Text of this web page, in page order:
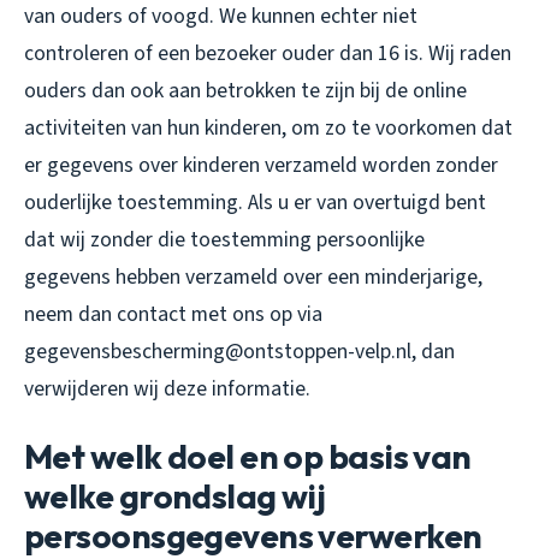
van ouders of voogd. We kunnen echter niet
controleren of een bezoeker ouder dan 16 is. Wij raden
ouders dan ook aan betrokken te zijn bij de online
activiteiten van hun kinderen, om zo te voorkomen dat
er gegevens over kinderen verzameld worden zonder
ouderlijke toestemming. Als u er van overtuigd bent
dat wij zonder die toestemming persoonlijke
gegevens hebben verzameld over een minderjarige,
neem dan contact met ons op via
gegevensbescherming@ontstoppen-velp.nl, dan
verwijderen wij deze informatie.
Met welk doel en op basis van
welke grondslag wij
persoonsgegevens verwerken